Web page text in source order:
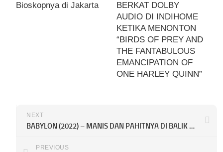
Bioskopnya di Jakarta
BERKAT DOLBY
AUDIO DI INDIHOME
KETIKA MENONTON
“BIRDS OF PREY AND
THE FANTABULOUS
EMANCIPATION OF
ONE HARLEY QUINN”
NEXT
BABYLON (2022) – MANIS DAN PAHITNYA DI BALIK LAYAR INDUSTRI FILM TAHUN 1920-AN
PREVIOUS